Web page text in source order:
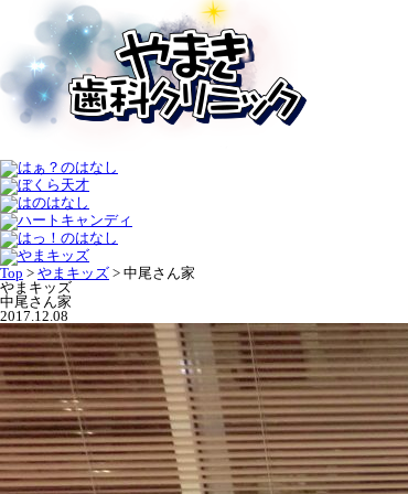
Top > やまキッズ > 中尾さん家
やまキッズ
中尾さん家
2017.12.08